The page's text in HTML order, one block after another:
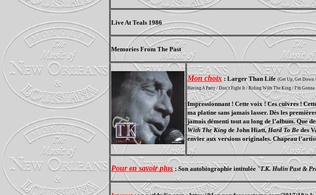
Live At Teals 1986
Memories From The Past
Mon choix : Larger Than Life (Get Up, Get Down
Having A Party / Don’t Fight It / Riding With The King / I’m
Impressionnant ! Cette voix ! Ces cuivres !
ma platine sans jamais lasser. Dès les
jamais démenti tout au long de l’album. Que
With The King de John Hiatt,Hard To Bedes
envier aux versions originales. Chapeau
Pour en savoir plus : Son autobiographie intitulée ‘T.K. Hulin Past &